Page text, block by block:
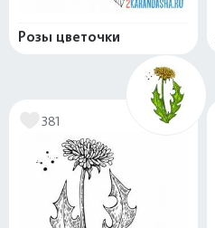
Розы цветочки
381